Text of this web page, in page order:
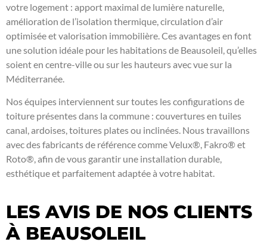
votre logement : apport maximal de lumière naturelle,
amélioration de l’isolation thermique, circulation d’air
optimisée et valorisation immobilière. Ces avantages en font
une solution idéale pour les habitations de Beausoleil, qu’elles
soient en centre-ville ou sur les hauteurs avec vue sur la
Méditerranée.
Nos équipes interviennent sur toutes les configurations de
toiture présentes dans la commune : couvertures en tuiles
canal, ardoises, toitures plates ou inclinées. Nous travaillons
avec des fabricants de référence comme Velux®, Fakro® et
Roto®, afin de vous garantir une installation durable,
esthétique et parfaitement adaptée à votre habitat.
LES AVIS DE NOS CLIENTS
À BEAUSOLEIL